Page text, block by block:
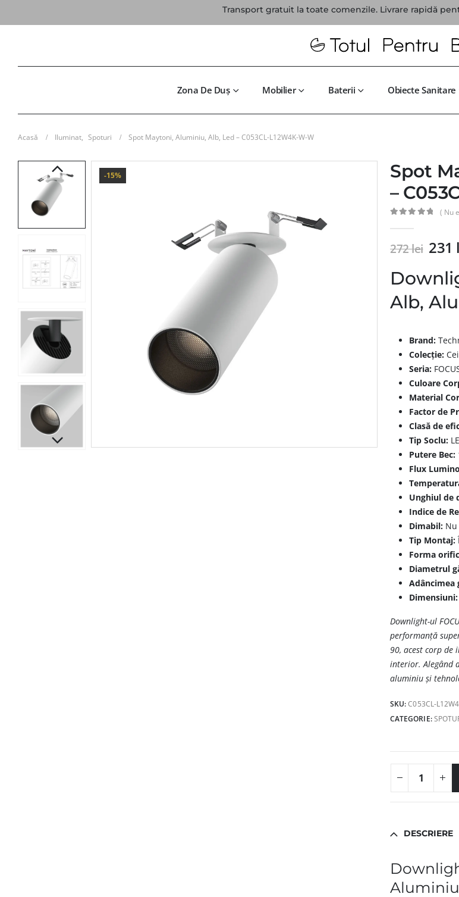
Transport gratuit la toate comenzile. Livrare rapidă
Zona De Duș Mobilier Baterii Obiecte Sanitare
Acasă Iluminat, Spoturi Spot Maytoni, Aluminiu, Alb, Led – C053CL-L12W4K-W-W
-15%
Spot
–
( Nu
272lei 231
Alb,
Brand:
Colecție:
Seria:
Culoare
Material
Factor de
Clasă de
Tip Soclu:
Putere Bec:
Flux
Unghiul de
Indice de
Dimabil: Nu
Tip Montaj:
Forma
Diametrul
Adâncimea
Dimensiuni:
Downlight-ul
performanță
90, acest corp de
interior. Alegând
aluminiu și
SKU:C053CL-
CATEGORIE:
DESCRIERE
Aluminiu